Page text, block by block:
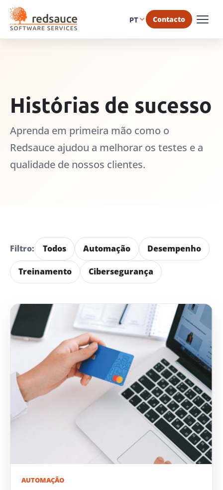
PT Contacto
Histórias de sucesso
Aprenda em primeira mão como o
Redsauce ajudou a melhorar os testes e a
qualidade de nossos clientes.
Filtro: Todos Automação Desempenho
Treinamento Cibersegurança
AUTOMAÇÃO